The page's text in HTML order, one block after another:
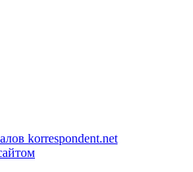
korrespondent.net